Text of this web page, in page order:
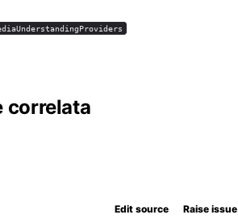
correlata
Edit source Raise issue